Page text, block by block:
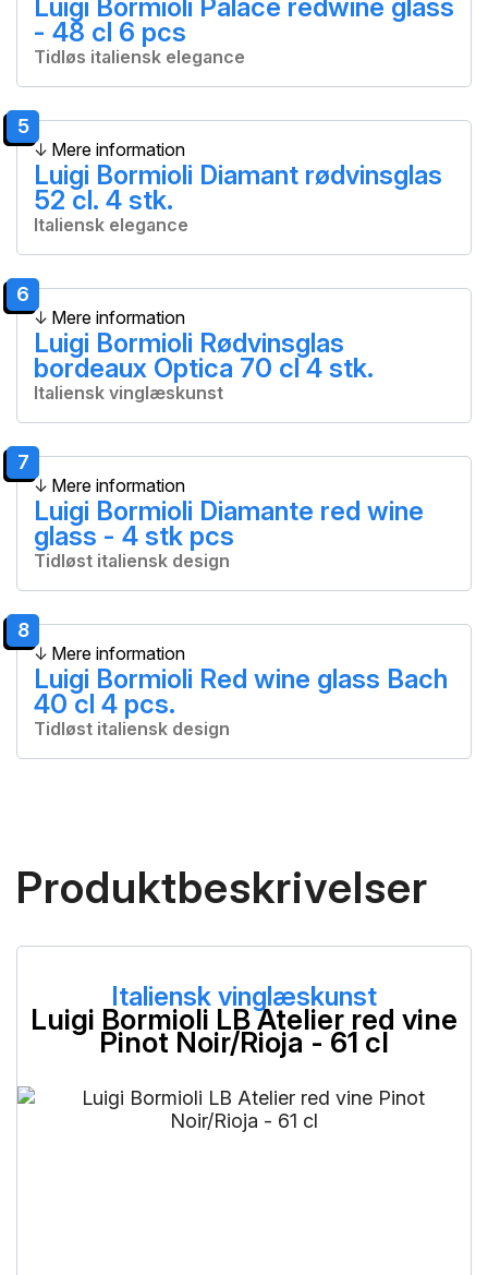
Tidløs italiensk elegance
Luigi Bormioli Palace redwine glass
- 48 cl 6 pcs
5
Italiensk elegance
Luigi Bormioli Diamant rødvinsglas
52 cl. 4 stk.
Mere information
6
Italiensk vinglæskunst
Luigi Bormioli Rødvinsglas
bordeaux Optica 70 cl 4 stk.
Mere information
7
Tidløst italiensk design
Luigi Bormioli Diamante red wine
glass - 4 stk pcs
Mere information
8
Tidløst italiensk design
Luigi Bormioli Red wine glass Bach
40 cl 4 pcs.
Mere information
Produktbeskrivelser
Italiensk vinglæskunst
Luigi Bormioli LB Atelier red vine
Pinot Noir/Rioja - 61 cl